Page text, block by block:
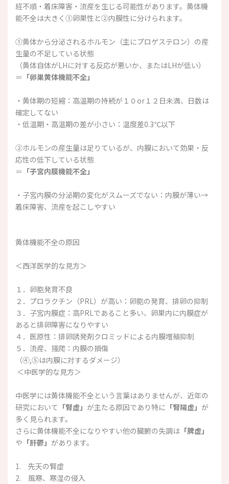
経不順・着床障害・流産を生じる可能性があります。黄体機
能不全は大きく①卵巣性と②内膜性に分けられます。
①黄体から分泌されるホルモン（主にプロゲステロン）の産
生量の不足している状態
（黄体自体がLHに対する反応が悪いか、またはLHが低い）
＝ 「卵巣黄体機能不全」
・黄体期の短縮：高温期の持続が１０or１２日未満、日数は
確定してない
・低温期・高温期の差が小さい：温度差0.3℃以下
②ホルモンの産生量は足りているが、内膜において効果・反
応性の低下している状態
＝ 「子宮内膜機能不全」
・子宮内膜の分泌期の変化がスムーズでない：内膜が薄い→
着床障害、流産を起こしやすい
黄体機能不全の原因
＜西洋医学的な見方＞
１．卵胞発育不良
２．プロラクチン（PRL）が高い：卵胞の発育、排卵の抑制
３．子宮内膜症：高PRLであること多い、卵巣内に内膜症が
あると排卵障害になりやすい
４．医原性：排卵誘発剤クロミッドによる内膜増殖抑制
５．流産、掻爬：内膜の損傷
（④,⑤は内膜に対するダメージ）
＜中医学的な見方＞
中医学には黄体機能不全という言葉はありませんが、近年の
研究において 「腎虚」 が主たる原因であり特に 「腎陽虚」 が
多く見られます。
さらに黄体機能不全になりやすい他の臓腑の失調は 「脾虚」
や 「肝鬱」 があります。
1. 先天の腎虚
2. 風寒、寒湿の侵入